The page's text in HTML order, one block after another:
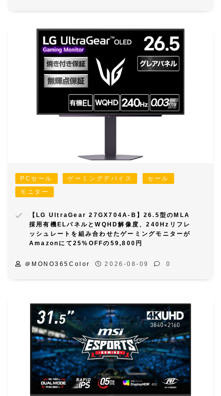
PCセール ゲーミングデバイス
セール
モニター
【LG UltraGear 27GX704A-B】26.5型のMLA
採用有機ELパネルとWQHD解像度、240Hzリフレ
ッシュレートを組み合わせたゲーミングモニターが
Amazonにて25%OFFの59,800円
＠MONO365Color 2026-08-09 0